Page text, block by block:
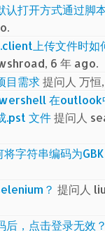
认打开方式通过脚
上传文件时如
6 年 ago.
目需求提问人 万
在outlook
.pst 文件提问人
字符串编码为GBK
？ 提问人
后，点击登录无效？